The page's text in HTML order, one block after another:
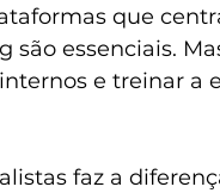
que
essenciais.
e treinar a
faz a